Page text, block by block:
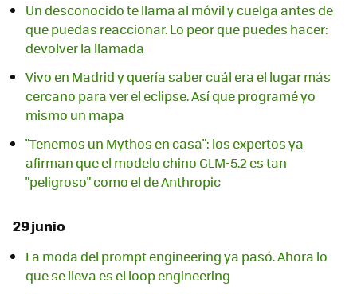
Un desconocido te llama al móvil y cuelga antes de
que puedas reaccionar. Lo peor que puedes hacer:
devolver la llamada
Vivo en Madrid y quería saber cuál era el lugar más
cercano para ver el eclipse. Así que programé yo
mismo un mapa
"Tenemos un Mythos en casa": los expertos ya
afirman que el modelo chino GLM-5.2 es tan
"peligroso" como el de Anthropic
29 junio
La moda del prompt engineering ya pasó. Ahora lo
que se lleva es el loop engineering